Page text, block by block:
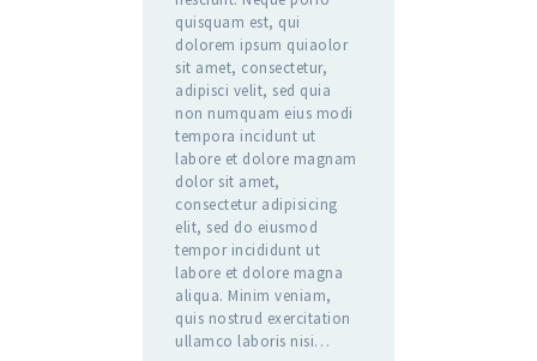
quisquam est, qui
dolorem ipsum quiaolor
sit amet, consectetur,
adipisci velit, sed quia
non numquam eius modi
tempora incidunt ut
labore et dolore magnam
dolor sit amet,
consectetur adipisicing
elit, sed do eiusmod
tempor incididunt ut
labore et dolore magna
aliqua. Minim veniam,
quis nostrud exercitation
ullamco laboris nisi…